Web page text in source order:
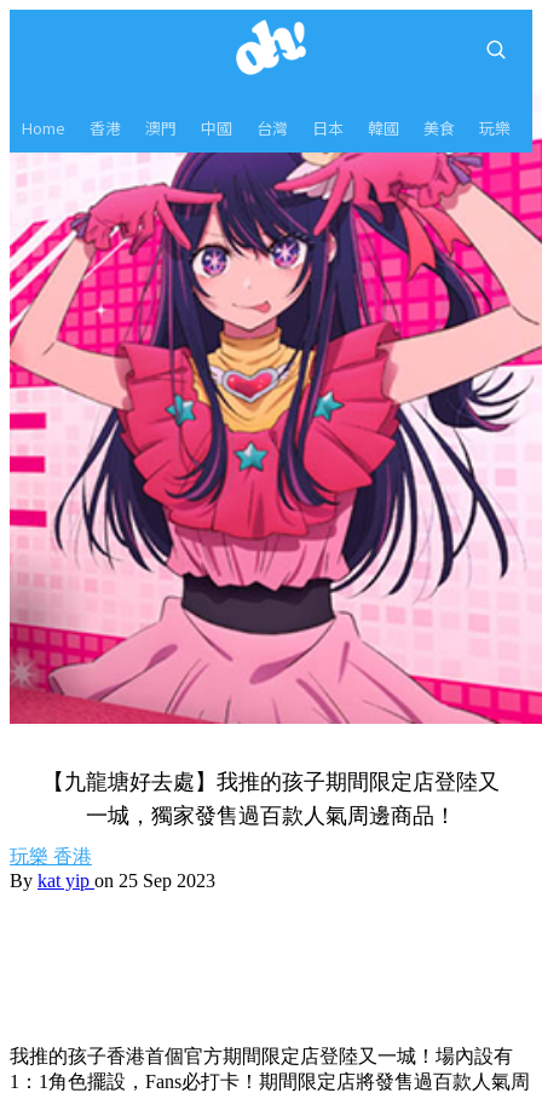
Home 香港 澳門 中國 台灣 日本 韓國 美食 玩樂
【九龍塘好去處】我推的孩子期間限定店登陸又
一城，獨家發售過百款人氣周邊商品！
玩樂 香港
By kat yip on 25 Sep 2023
我推的孩子香港首個官方期間限定店登陸又一城！場內設有
1：1角色擺設，Fans必打卡！期間限定店將發售過百款人氣周